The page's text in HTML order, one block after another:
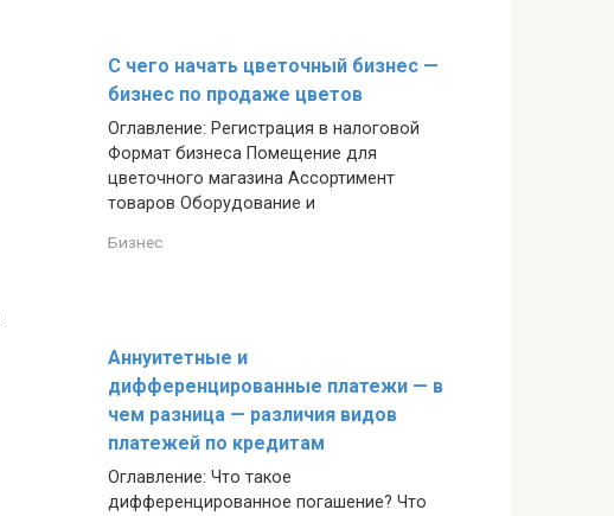
С чего начать цветочный бизнес —
бизнес по продаже цветов
Оглавление: Регистрация в налоговой
Формат бизнеса Помещение для
цветочного магазина Ассортимент
товаров Оборудование и
Бизнес
Аннуитетные и
дифференцированные платежи — в
чем разница — различия видов
платежей по кредитам
Оглавление: Что такое
дифференцированное погашение? Что